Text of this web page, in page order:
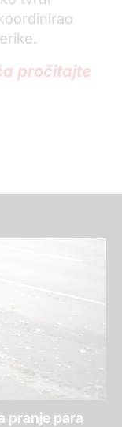
pročitajte
pranje para